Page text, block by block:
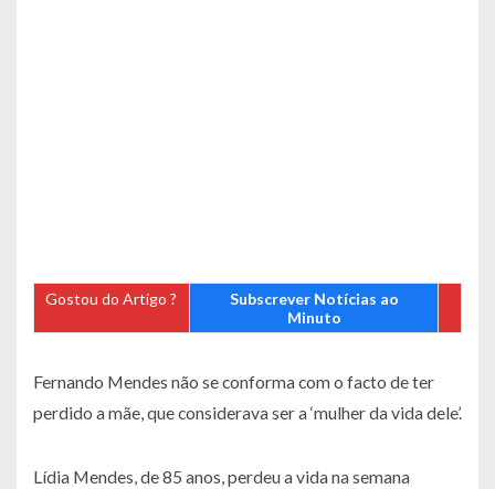
Gostou do Artigo ?
Subscrever Notícias ao
Minuto
Fernando Mendes não se conforma com o facto de ter
perdido a mãe, que considerava ser a ‘mulher da vida dele’.
Lídia Mendes, de 85 anos, perdeu a vida na semana